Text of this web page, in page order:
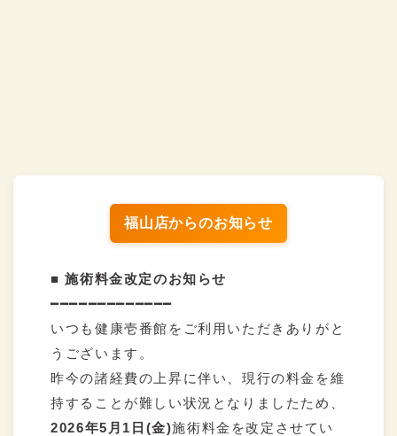
福山店からのお知らせ
■ 施術料金改定のお知らせ
━━━━━━━━━━━━━
いつも健康壱番館をご利用いただきありがと
うございます。
昨今の諸経費の上昇に伴い、現行の料金を維
持することが難しい状況となりましたため、
2026年5月1日(金)施術料金を改定させてい